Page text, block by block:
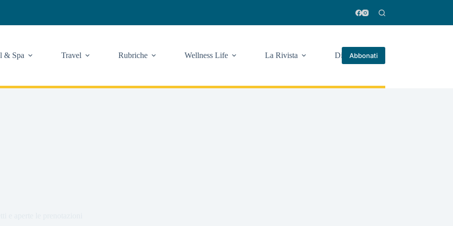
& Spa Travel Rubriche Wellness Life La Rivista Di piùAbbonati